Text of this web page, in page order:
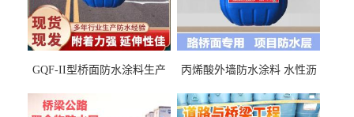
GQF-II型桥面防水涂料生产
丙烯酸外墙防水涂料 水性沥
厂家